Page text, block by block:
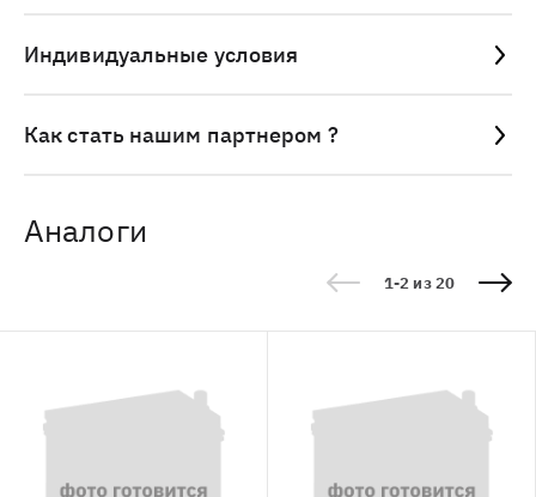
Индивидуальные условия
Как стать нашим партнером ?
Аналоги
1-2 из 20